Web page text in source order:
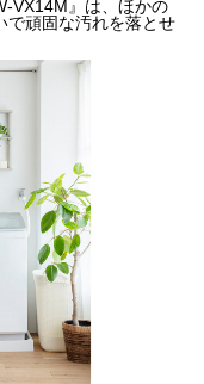
』は、ほかの
で頑固な汚れを落とせ